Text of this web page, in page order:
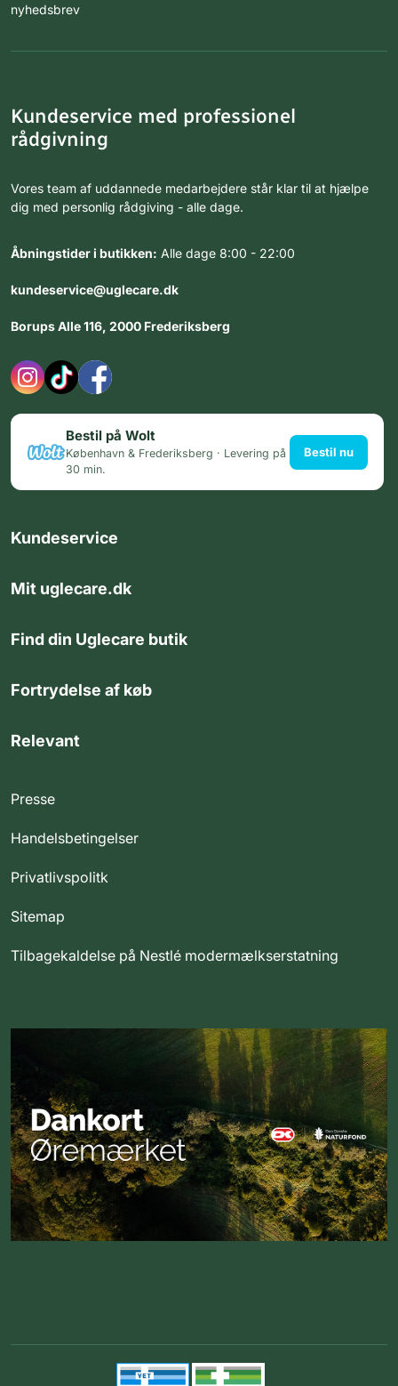
nyhedsbrev
Kundeservice med professionel
rådgivning
Vores team af uddannede medarbejdere står klar til at hjælpe
dig med personlig rådgiving - alle dage.
Åbningstider i butikken: Alle dage 8:00 - 22:00
kundeservice@uglecare.dk
Borups Alle 116, 2000 Frederiksberg
Bestil på Wolt
København & Frederiksberg · Levering på
30 min.
Bestil nu
Kundeservice
Mit uglecare.dk
Find din Uglecare butik
Fortrydelse af køb
Relevant
Presse
Handelsbetingelser
Privatlivspolitk
Sitemap
Tilbagekaldelse på Nestlé modermælkserstatning